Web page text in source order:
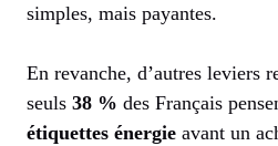
simples, mais payantes.
En revanche, d’autres leviers
seuls 38 % des Français
étiquettes énergie avant un